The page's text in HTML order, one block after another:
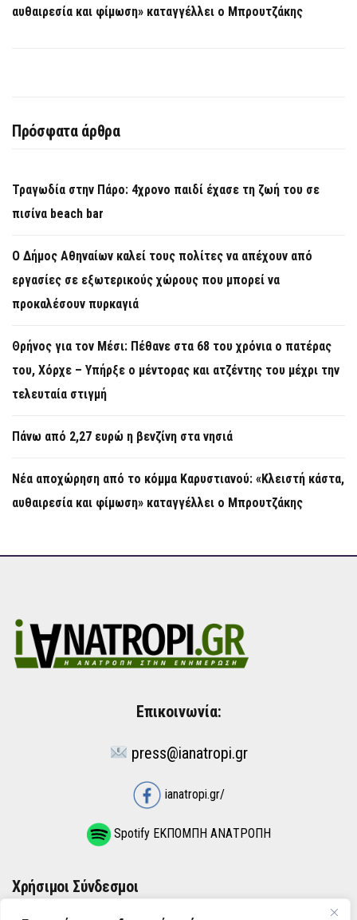
αυθαιρεσία και φίμωση» καταγγέλλει ο Μπρουτζάκης
Πρόσφατα άρθρα
Τραγωδία στην Πάρο: 4χρονο παιδί έχασε τη ζωή του σε
πισίνα beach bar
Ο Δήμος Αθηναίων καλεί τους πολίτες να απέχουν από
εργασίες σε εξωτερικούς χώρους που μπορεί να
προκαλέσουν πυρκαγιά
Θρήνος για τον Μέσι: Πέθανε στα 68 του χρόνια ο πατέρας
του, Χόρχε – Υπήρξε ο μέντορας και ατζέντης του μέχρι την
τελευταία στιγμή
Πάνω από 2,27 ευρώ η βενζίνη στα νησιά
Νέα αποχώρηση από το κόμμα Καρυστιανού: «Κλειστή κάστα,
αυθαιρεσία και φίμωση» καταγγέλλει ο Μπρουτζάκης
Επικοινωνία:
press@ianatropi.gr
ianatropi.gr/
Spotify ΕΚΠΟΜΠΗ ΑΝΑΤΡΟΠΗ
Χρήσιμοι Σύνδεσμοι